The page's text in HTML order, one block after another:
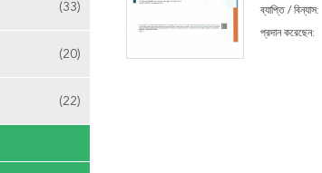
(33)
(20)
(22)
ব্যাপ্তি / বিন্যাস:
প্রদান করেছেন: